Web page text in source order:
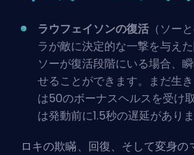
ラウフェイソンの復活 （ソーと
ラが敵に決定的な一撃を与え
ソーが復活段階にいる場合、
せることができます。まだ生
は50のボーナスヘルスを受け
は発動前に1.5秒の遅延がありま
ロキの欺瞞、回復、そして変身の